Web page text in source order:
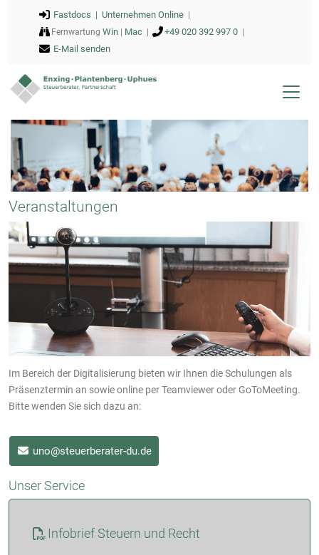
Fastdocs | Unternehmen Online|
Fernwartung Win| Mac| +49 020 392 997 0|
E-Mail senden
Veranstaltungen
Im Bereich der Digitalisierung bieten wir Ihnen die Schulungen als
Präsenztermin an sowie online per Teamviewer oder GoToMeeting.
Bitte wenden Sie sich dazu an:
uno@steuerberater-du.de
Unser Service
Infobrief Steuern und Recht